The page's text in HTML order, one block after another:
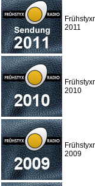
2011
2010
2009